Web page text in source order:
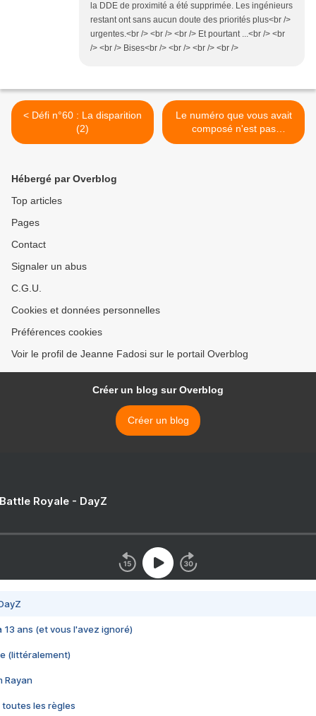
la DDE de proximité a été supprimée. Les ingénieurs
restant ont sans aucun doute des priorités plus<br />
urgentes.<br /> <br /> <br /> Et pourtant ...<br /> <br
/> <br /> Bises<br /> <br /> <br /> <br />
< Défi n°60 : La disparition
(2)
Le numéro que vous avait
composé n'est pas
accessible >
Hébergé par Overblog
Top articles
Pages
Contact
Signaler un abus
C.G.U.
Cookies et données personnelles
Préférences cookies
Voir le profil de Jeanne Fadosi sur le portail Overblog
Créer un blog sur Overblog
Créer un blog
Royale - DayZ
13 ans (et vous l'avez ignoré)
(littéralement)
Rayan
toutes les règles